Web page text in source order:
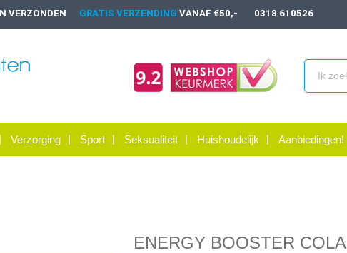
VERZONDEN GRATIS VERZENDING VANAF €50,- 0318 610526
Verzorging Sport Seksualiteit Huishoudelijk Aanbiedingen!
ENERGY BOOSTER COLA